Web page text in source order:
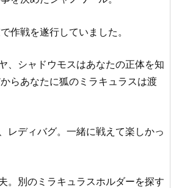
作戦を遂行していました。
、シャドウモスはあなたの正体を知
らあなたに狐のミラキュラスは渡
レディバグ。一緒に戦えて楽しかっ
。別のミラキュラスホルダーを探す